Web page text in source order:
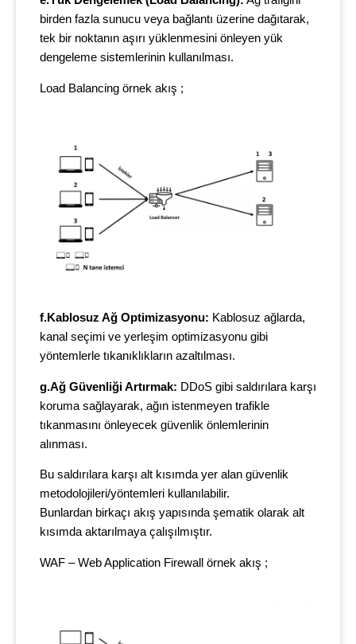
birden fazla sunucu veya bağlantı üzerine dağıtarak,
tek bir noktanın aşırı yüklenmesini önleyen yük
dengeleme sistemlerinin kullanılması.
Load Balancing örnek akış ;
f.Kablosuz Ağ Optimizasyonu: Kablosuz ağlarda,
kanal seçimi ve yerleşim optimizasyonu gibi
yöntemlerle tıkanıklıkların azaltılması.
g.Ağ Güvenliği Artırmak: DDoS gibi saldırılara karşı
koruma sağlayarak, ağın istenmeyen trafikle
tıkanmasını önleyecek güvenlik önlemlerinin
alınması.
Bu saldırılara karşı alt kısımda yer alan güvenlik
metodolojileri/yöntemleri kullanılabilir.
Bunlardan birkaçı akış yapısında şematik olarak alt
kısımda aktarılmaya çalışılmıştır.
WAF – Web Application Firewall örnek akış ;